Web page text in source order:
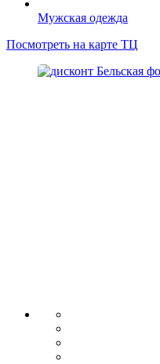
Мужская одежда
Посмотреть на карте ТЦ